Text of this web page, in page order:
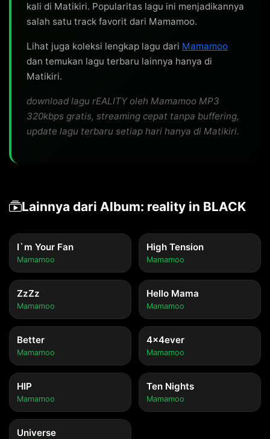
kali di Matikiri. Popularitas lagu ini menjadikannya
salah satu track favorit dari Mamamoo.
Lihat juga koleksi lengkap lagu dari Mamamoo
dan temukan lagu terbaru lainnya hanya di
Matikiri.
download lagu rEALITY oleh Mamamoo MP3
320kbps gratis, streaming cepat tanpa buffering,
update lagu terbaru setiap hari hanya di Matikiri.
Lainnya dari Album: reality in BLACK
I`m Your Fan
Mamamoo
High Tension
Mamamoo
ZzZz
Mamamoo
Hello Mama
Mamamoo
Better
Mamamoo
4x4ever
Mamamoo
HIP
Mamamoo
Ten Nights
Mamamoo
Universe